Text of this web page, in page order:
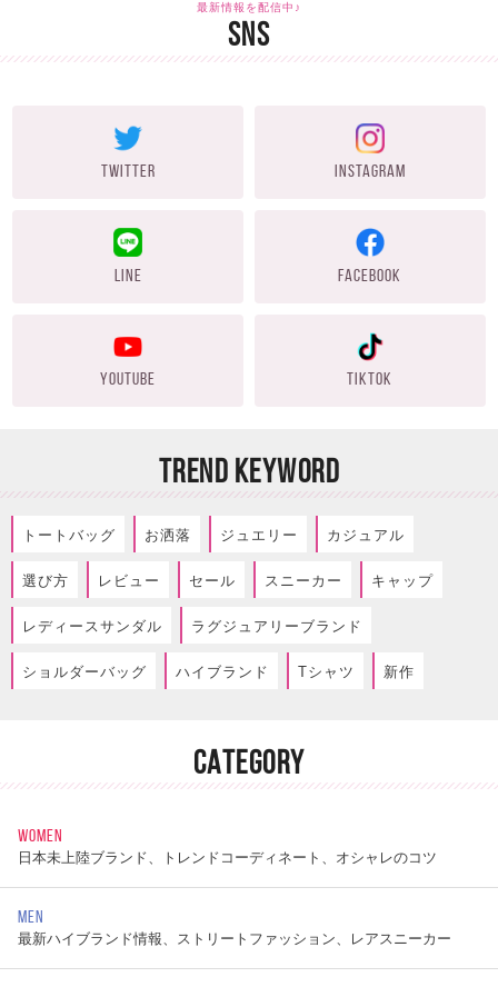
最新情報を配信中♪
SNS
TWITTER INSTAGRAM
LINE FACEBOOK
YOUTUBE TIKTOK
TREND KEYWORD
トートバッグ お洒落 ジュエリー カジュアル
選び方 レビュー セール スニーカー キャップ
レディースサンダル ラグジュアリーブランド
ショルダーバッグ ハイブランド Tシャツ 新作
CATEGORY
WOMEN
日本未上陸ブランド、トレンドコーディネート、オシャレのコツ
MEN
最新ハイブランド情報、ストリートファッション、レアスニーカー